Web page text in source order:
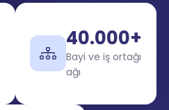
40.000+
Bayi ve iş ortağı
ağı